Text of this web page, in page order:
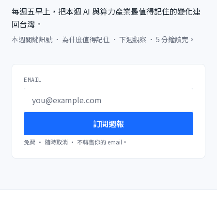
每週五早上，把本週 AI 與算力產業最值得記住的變化連
回台灣。
本週關鍵訊號 · 為什麼值得記住 · 下週觀察 · 5 分鐘讀完。
EMAIL
訂閱週報
免費 · 隨時取消 · 不轉售你的 email。